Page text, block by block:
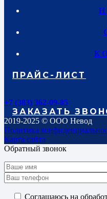
ПРАЙС-ЛИСТ
+7 (383) 362-09-85
ЗАКАЗАТЬ
2019-2025 © ООО Невод
Политика
Карта сайта
Обратный звонок
Соглашаюсь на